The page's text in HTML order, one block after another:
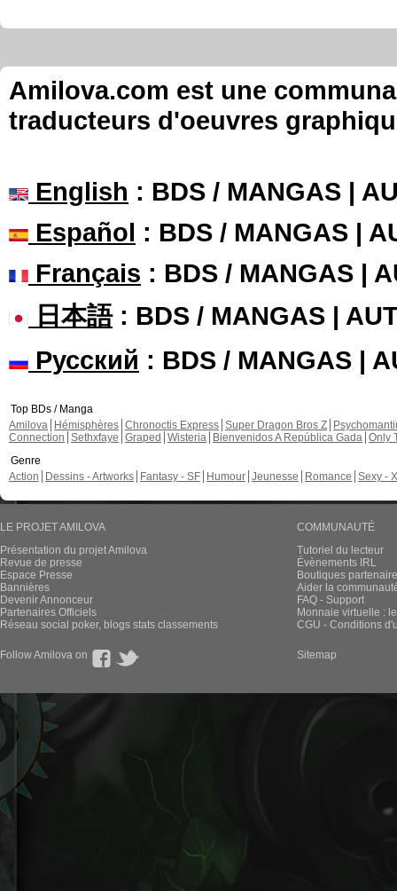
Amilova.com est une
traducteurs d'oeuvres
English : BDS / MANGAS |
Español : BDS / MANGAS |
Français : BDS / MANGAS |
日本語: BDS / MANGAS |
Русский : BDS / MANGAS |
Top BDs / Manga
Amilova
Hémisphères Chronoctis Express Super Dragon Bros Z
Connection Sethxfaye Graped Wisteria Bienvenidos A República Gada Only
Genre
Action
Dessins - Artworks Fantasy - SF Humour Jeunesse Romance Sexy -
LE PROJET AMILOVA
Présentation du projet Amilova
Revue de presse
Espace Presse
Bannières
Devenir Annonceur
Partenaires Officiels
Réseau social poker, blogs stats classements
COMMUNAUTÉ
Tutoriel du lecteur
Évènements IRL
Boutiques
Aider la
FAQ - Support
Monnaie virtuelle :
CGU - Conditions
Follow Amilova on Sitemap